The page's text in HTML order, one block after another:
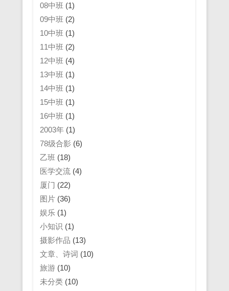
08中班 (1)
09中班 (2)
10中班 (1)
11中班 (2)
12中班 (4)
13中班 (1)
14中班 (1)
15中班 (1)
16中班 (1)
2003年(1)
78级合影 (6)
乙班 (18)
医学交流(4)
厦门 (22)
图片(36)
娱乐(1)
小知识 (1)
摄影作品 (13)
文章、诗词 (10)
旅游(10)
未分类(10)